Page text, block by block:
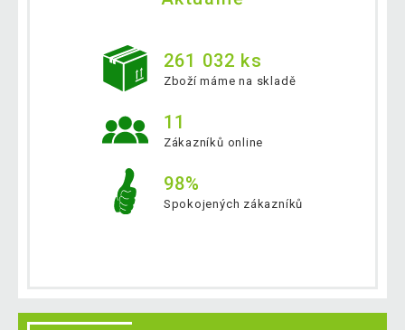
261 032 ks
Zboží máme na skladě
11
Zákazníků online
98%
Spokojených zákazníků